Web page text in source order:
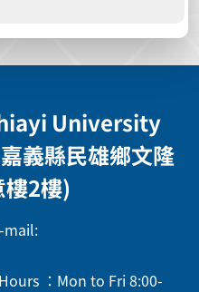
University
嘉義縣民雄鄉文隆
2樓)
mail:
：Mon to Fri 8:00-